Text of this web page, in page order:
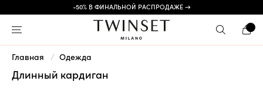
-50% В ФИНАЛЬНОЙ РАСПРОДАЖЕ →
Главная Одежда
Длинный кардиган